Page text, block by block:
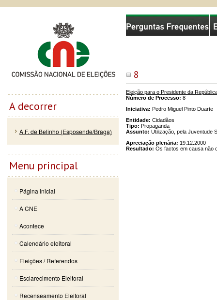
8
Eleição para o Presidente da
Número de Processo: 8
Iniciativa: Pedro Miguel Pinto Duarte
Entidade: Cidadãos
Tipo: Propaganda
Assunto: Utilização, pela Juventude
Apreciação plenária: 19.12.2000
Resultado: Os factos em causa não
Comissão Nacional de Eleições
A decorrer
A.F. de Belinho (Esposende/Braga)
Menu principal
Página inicial
A CNE
Acontece
Calendário eleitoral
Eleições / Referendos
Esclarecimento Eleitoral
Recenseamento Eleitoral